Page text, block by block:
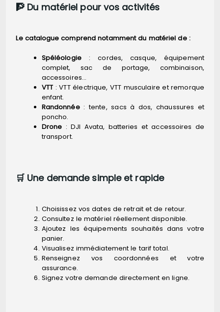
🧗 Du matériel pour vos activités
Le catalogue comprend notamment du matériel de :
Spéléologie: cordes, casque, équipement
complet, sac de portage, combinaison,
accessoires…
VTT : VTT électrique, VTT musculaire et remorque
enfant.
Randonnée: tente, sacs à dos, chaussures et
poncho.
Drone : DJI Avata, batteries et accessoires de
transport.
🛒 Une demande simple et rapide
Choisissez vos dates de retrait et de retour.
Consultez le matériel réellement disponible.
Ajoutez les équipements souhaités dans votre
panier.
Visualisez immédiatement le tarif total.
Renseignez vos coordonnées et votre
assurance.
Signez votre demande directement en ligne.